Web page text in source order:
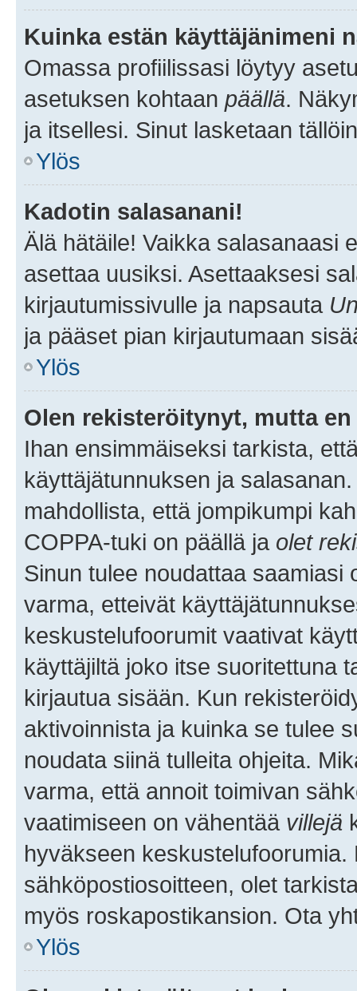
Kuinka estän käyttäjänimeni
Omassa profiilissasi löytyy
asetuksen kohtaan päällä.
ja itsellesi. Sinut lasketaan
Ylös
Kadotin salasanani!
Älä hätäile! Vaikka salasanaasi
asettaa uusiksi. Asettaaksesi
kirjautumissivulle ja napsauta
ja pääset pian kirjautumaan
Ylös
Olen rekisteröitynyt, mutta
Ihan ensimmäiseksi tarkista,
käyttäjätunnuksen ja
mahdollista, että jompikumpi
COPPA-tuki on päällä ja olet
Sinun tulee noudattaa saamiasi
varma, etteivät
keskustelufoorumit vaativat
käyttäjiltä joko itse suoritettuna
kirjautua sisään. Kun
aktivoinnista ja kuinka se tulee
noudata siinä tulleita ohjeita.
varma, että annoit toimivan
vaatimiseen on vähentää villejä
hyväkseen
sähköpostiosoitteen, olet
myös roskapostikansion. Ota
Ylös